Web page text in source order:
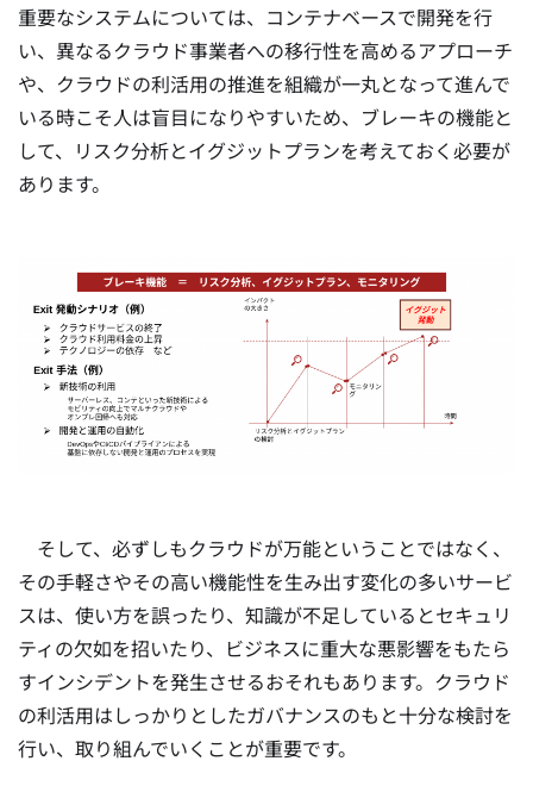
重要なシステムについては、コンテナベースで開発を行
い、異なるクラウド事業者への移行性を高めるアプローチ
や、クラウドの利活用の推進を組織が一丸となって進んで
いる時こそ人は盲目になりやすいため、ブレーキの機能と
して、リスク分析とイグジットプランを考えておく必要が
あります。
そして、必ずしもクラウドが万能ということではなく、
その手軽さやその高い機能性を生み出す変化の多いサービ
スは、使い方を誤ったり、知識が不足しているとセキュリ
ティの欠如を招いたり、ビジネスに重大な悪影響をもたら
すインシデントを発生させるおそれもあります。クラウド
の利活用はしっかりとしたガバナンスのもと十分な検討を
行い、取り組んでいくことが重要です。